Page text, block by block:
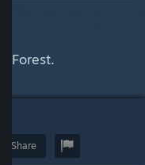
Forest.
Share